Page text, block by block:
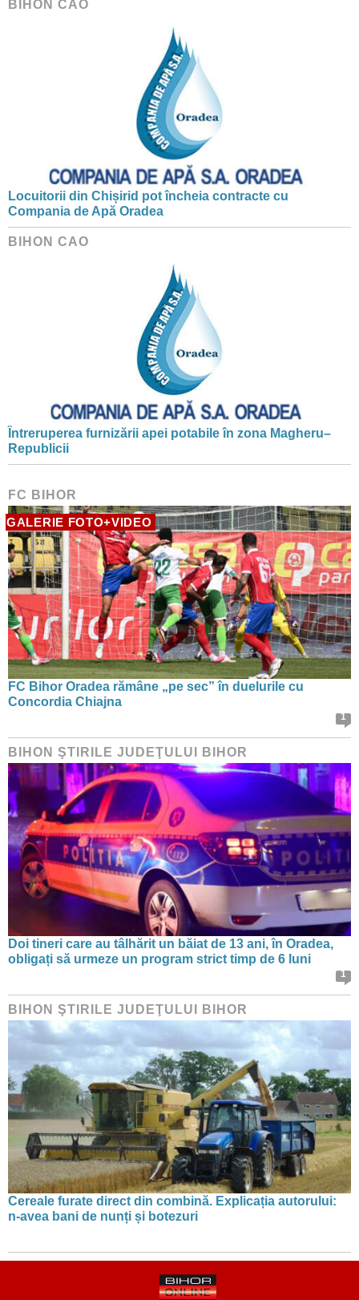
BIHON CAO
Locuitorii din Chișirid pot încheia contracte cu
Compania de Apă Oradea
BIHON CAO
Întreruperea furnizării apei potabile în zona Magheru–
Republicii
FC BIHOR
GALERIE FOTO+VIDEO
FC Bihor Oradea rămâne „pe sec” în duelurile cu
Concordia Chiajna
1
BIHON ŞTIRILE JUDEŢULUI BIHOR
Doi tineri care au tâlhărit un băiat de 13 ani, în Oradea,
obligați să urmeze un program strict timp de 6 luni
1
BIHON ŞTIRILE JUDEŢULUI BIHOR
Cereale furate direct din combină. Explicația autorului:
n-avea bani de nunți și botezuri